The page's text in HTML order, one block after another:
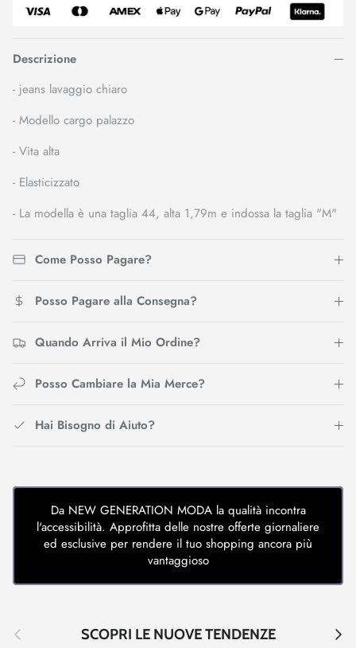
Descrizione
- jeans lavaggio chiaro
- Modello cargo palazzo
- Vita alta
- Elasticizzato
- La modella è una taglia 44, alta 1,79m e indossa la taglia "M"
Come Posso Pagare?
Posso Pagare alla Consegna?
Quando Arriva il Mio Ordine?
Posso Cambiare la Mia Merce?
Hai Bisogno di Aiuto?
Da NEW GENERATION MODA la qualità incontra
l'accessibilità. Approfitta delle nostre offerte giornaliere
ed esclusive per rendere il tuo shopping ancora più
vantaggioso
Indietro SCOPRI LE NUOVE TENDENZE